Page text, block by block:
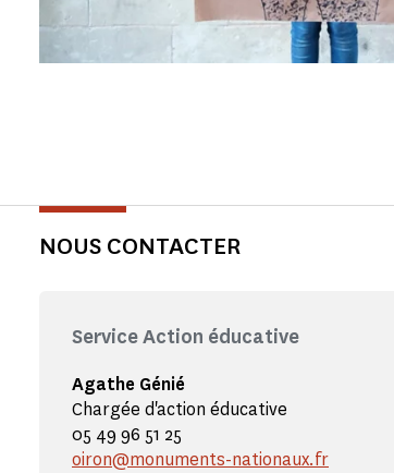
NOUS CONTACTER
Service Action éducative
Agathe Génié
Chargée d'action éducative
05 49 96 51 25
oiron@monuments-nationaux.fr